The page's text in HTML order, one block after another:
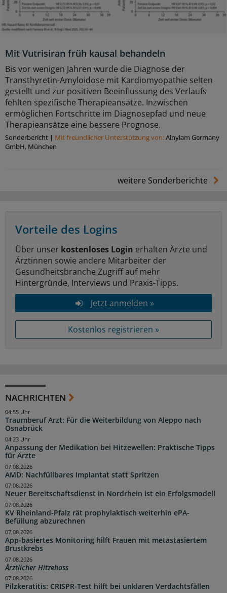
Mit Vutrisiran früh kausal behandeln
Bis vor wenigen Jahren wurde die Diagnose der
Transthyretin-Amyloidose mit Kardiomyopathie selten
gestellt und zur positiven Beeinflussung des Verlaufs
fehlten spezifische Therapieansätze. Inzwischen
ermöglichen Fortschritte im Diagnosepfad und neue
Therapieansätze eine bessere Prognose.
Sonderbericht | Mit freundlicher Unterstützung von:Alnylam Germany
GmbH, München
weitere Sonderberichte
Vorteile des Logins
Über unser kostenloses Login erhalten Ärzte und
Ärztinnen sowie andere Mitarbeiter der
Gesundheitsbranche Zugriff auf mehr
Hintergründe, Interviews und Praxis-Tipps.
Jetzt anmelden »
Kostenlos registrieren »
NACHRICHTEN
Traumberuf Arzt: Für die Weiterbildung von Aleppo nach
Osnabrück
04:55 Uhr
Anpassung der Medikation bei Hitzewellen: Praktische Tipps
für Ärzte
04:23 Uhr
AMD: Nachfüllbares Implantat statt Spritzen
07.08.2026
Neuer Bereitschaftsdienst in Nordrhein ist ein Erfolgsmodell
07.08.2026
KV Rheinland-Pfalz rät prophylaktisch weiterhin ePA-
Befüllung abzurechnen
07.08.2026
App-basiertes Monitoring hilft Frauen mit metastasiertem
Brustkrebs
07.08.2026
Ärztlicher Hitzehass
07.08.2026
Pilzkeratitis: CRISPR-Test hilft bei unklaren Verdachtsfällen
07.08.2026